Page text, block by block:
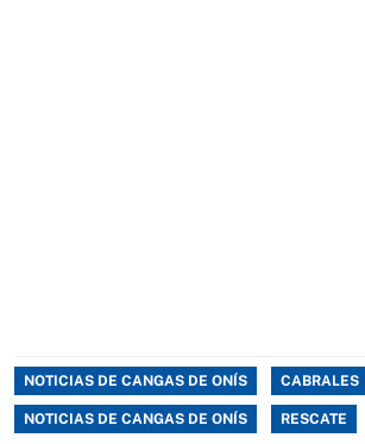
NOTICIAS DE CANGAS DE ONÍS CABRALES
NOTICIAS DE CANGAS DE ONÍS RESCATE